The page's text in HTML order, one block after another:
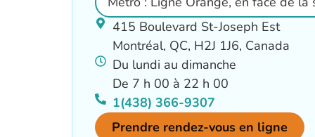
415 Boulevard St-Joseph Est
Montréal, QC, H2J 1J6, Canada
Du lundi au dimanche
De 7 h 00 à 22 h 00
1(438) 366-9307
Prendre rendez-vous en ligne